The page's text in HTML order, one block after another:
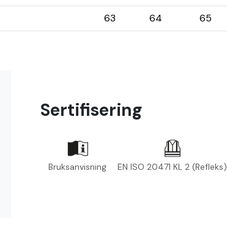
63 64 65
Sertifisering
Bruksanvisning EN ISO 20471 KL 2 (Refleks)